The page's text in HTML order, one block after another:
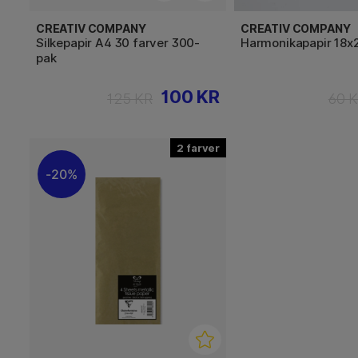
CREATIV COMPANY
Silkepapir A4 30 farver 300-
pak
100 KR
CREATIV COMPANY
Harmonikapapir
2
20%